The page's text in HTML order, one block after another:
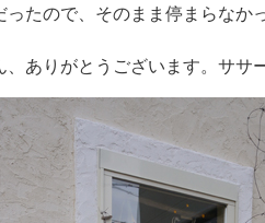
ったので、そのまま停まらなか
、ありがとうございます。ササ